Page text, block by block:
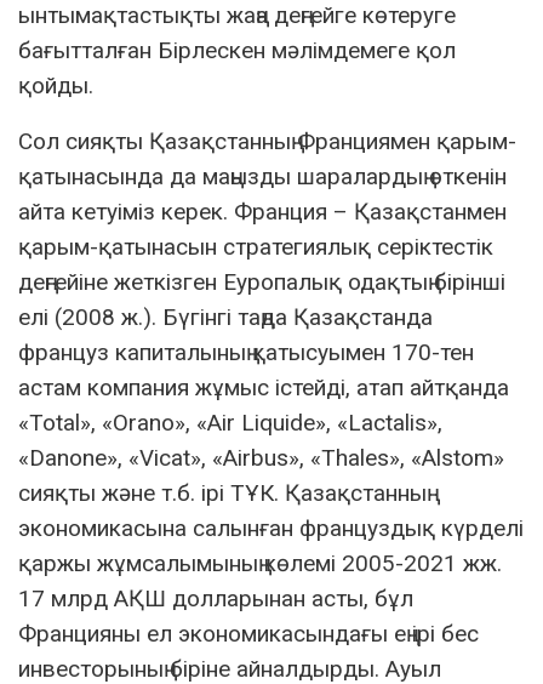
ынтымақтастықты жаңа деңгейге көтеруге
бағытталған Бірлескен мәлімдемеге қол
қойды.
Сол сияқты Қазақстанның Франциямен қарым-
қатынасында да маңызды шаралардың өткенін
айта кетуіміз керек. Франция – Қазақстанмен
қарым-қатынасын стратегиялық серіктестік
деңгейіне жеткізген Еуропалық одақтың бірінші
елі (2008 ж.). Бүгінгі таңда Қазақстанда
француз капиталының қатысуымен 170-тен
астам компания жұмыс істейді, атап айтқанда
«Total», «Orano», «Air Liquide», «Lactalis»,
«Danone», «Vicat», «Airbus», «Thales», «Alstom»
сияқты және т.б. ірі ТҰК. Қазақстанның
экономикасына салынған француздық күрделі
қаржы жұмсалымының көлемі 2005-2021 жж.
17 млрд АҚШ долларынан асты, бұл
Францияны ел экономикасындағы ең ірі бес
инвесторының біріне айналдырды. Ауыл